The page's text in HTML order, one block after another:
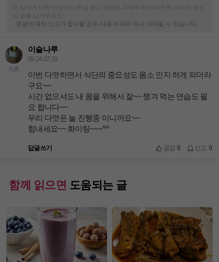
※ 상대에 대한 비방이나 욕설 등의 댓글은 피해주세요! 따뜻한 격려와 응원
-
댓글에 대한 신고가 접수될 경우, 내용에 따라 즉시 삭제될 수 있습니다.
지존
이슬나루
09.24 07:29
이번 다엿하면서 식단의 중요성도 몸소 인지 하게 되더라
구요~~
시간 없으셔도 내 몸을 위해서 잘~~ 챙겨 먹는 연습도 필
요 합니다~~
우리 다엿은 늘 진행중 이니까요~~
힘내세요~~ 화이팅~~~^^
답글쓰기 공감0 신고 0
함께 읽으면 도움되는 글